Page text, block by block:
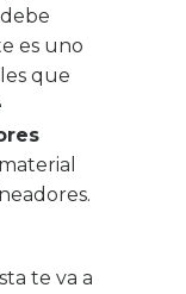
es uno
que
te va a